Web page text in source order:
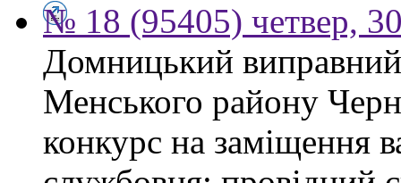
№ 18 (95405) четвер,
Домницький
Менського району
конкурс на заміщення